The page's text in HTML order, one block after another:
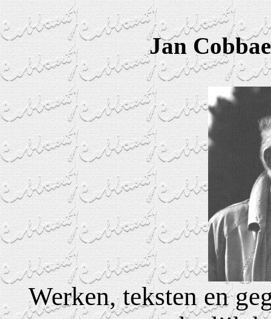
Jan
Werken, teksten en